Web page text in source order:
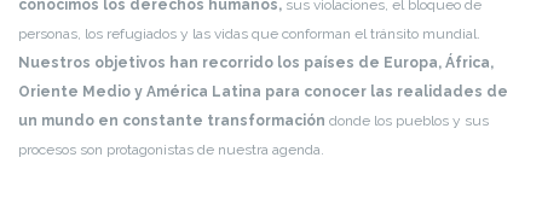
conocimos los derechos humanos, sus violaciones, el bloqueo de
personas, los refugiados y las vidas que conforman el tránsito mundial.
Nuestros objetivos han recorrido los países de Europa, África,
Oriente Medio y América Latina para conocer las realidades de
un mundo en constante transformación donde los pueblos y sus
procesos son protagonistas de nuestra agenda.